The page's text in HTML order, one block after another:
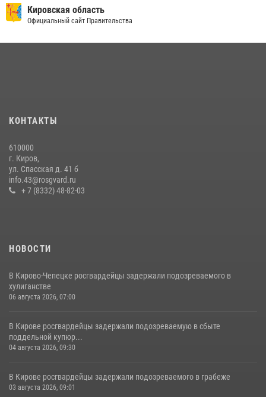
вневедомственную охрану и поступления в ведомственные вузы
22 июля 2026, 14:51 1 2
В Кирове и Кирово-Чепецке росгвардейцы задержали
подозреваемых в хулиганстве
19 июля 2026, 07:00
Кировская область
Официальный сайт Правительства
КОНТАКТЫ
610000
г. Киров,
ул. Спасская д. 41 б
info.43@rosgvard.ru
+ 7 (8332) 48-82-03
НОВОСТИ
В Кирово-Чепецке росгвардейцы задержали подозреваемого в
хулиганстве
06 августа 2026, 07:00
В Кирове росгвардейцы задержали подозреваемую в сбыте
поддельной купюр...
04 августа 2026, 09:30
В Кирове росгвардейцы задержали подозреваемого в грабеже
03 августа 2026, 09:01